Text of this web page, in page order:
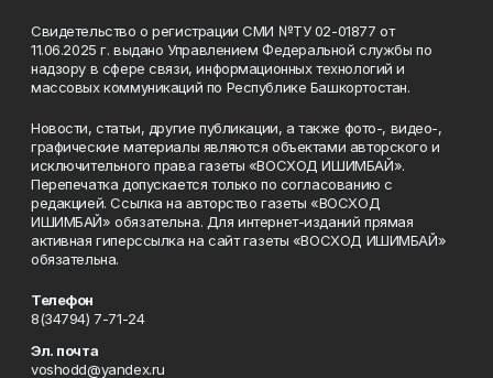
Свидетельство о регистрации СМИ №ТУ 02-01877 от
11.06.2025 г. выдано Управлением Федеральной службы по
надзору в сфере связи, информационных технологий и
массовых коммуникаций по Республике Башкортостан.
Новости, статьи, другие публикации, а также фото-, видео-,
графические материалы являются объектами авторского и
исключительного права газеты «ВОСХОД ИШИМБАЙ».
Перепечатка допускается только по согласованию с
редакцией. Ссылка на авторство газеты «ВОСХОД
ИШИМБАЙ» обязательна. Для интернет-изданий прямая
активная гиперссылка на сайт газеты «ВОСХОД ИШИМБАЙ»
обязательна.
Телефон
8(34794) 7-71-24
Эл. почта
voshodd@yandex.ru